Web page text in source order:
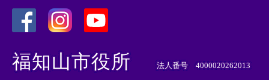
外
部
リ
外
リ
外
部
福知山市役所 法人番号 4000020262013